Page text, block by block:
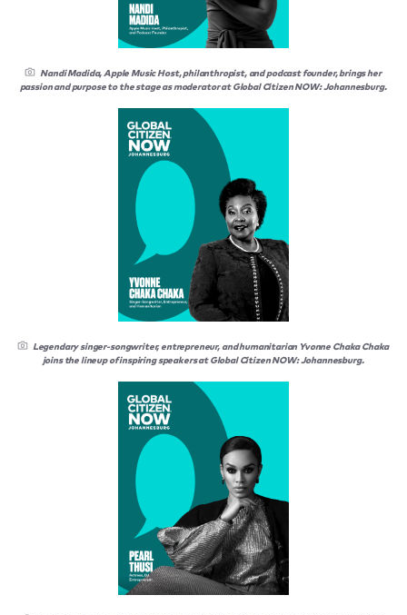
Nandi Madida, Apple Music Host, philanthropist, and podcast founder, brings her
passion and purpose to the stage as moderator at Global Citizen NOW: Johannesburg.
Legendary singer-songwriter, entrepreneur, and humanitarian Yvonne Chaka Chaka
joins the lineup of inspiring speakers at Global Citizen NOW: Johannesburg.